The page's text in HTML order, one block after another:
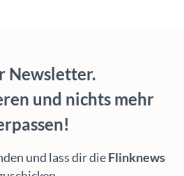
Newsletter.
und nichts mehr
und lass dir dieFlinknews